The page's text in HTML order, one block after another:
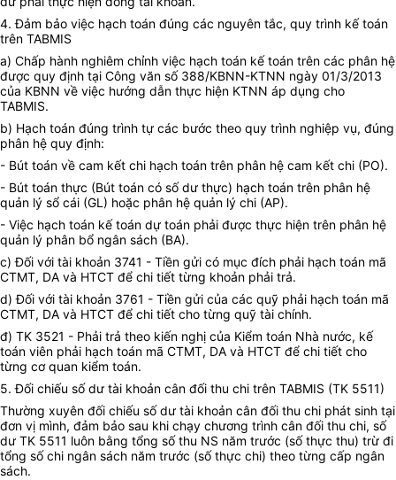
4. Đảm bảo việc hạch toán đúng các nguyên tắc, quy trình kế toán
trên TABMIS
a) Chấp hành nghiêm chỉnh việc hạch toán kế toán trên các phân hệ
được quy định tại Công văn số 388/KBNN-KTNN ngày 01/3/2013
của KBNN về việc hướng dẫn thực hiện KTNN áp dụng cho
TABMIS.
b) Hạch toán đúng trình tự các bước theo quy trình nghiệp vụ, đúng
phân hệ quy định:
- Bút toán về cam kết chi hạch toán trên phân hệ cam kết chi (PO).
- Bút toán thực (Bút toán có số dư thực) hạch toán trên phân hệ
quản lý sổ cái (GL) hoặc phân hệ quản lý chi (AP).
- Việc hạch toán kế toán dự toán phải được thực hiện trên phân hệ
quản lý phân bổ ngân sách (BA).
c) Đối với tài khoản 3741 - Tiền gửi có mục đích phải hạch toán mã
CTMT, DA và HTCT để chi tiết từng khoản phải trả.
d) Đối với tài khoản 3761 - Tiền gửi của các quỹ phải hạch toán mã
CTMT, DA và HTCT để chi tiết cho từng quỹ tài chính.
đ) TK 3521 - Phải trả theo kiến nghị của Kiểm toán Nhà nước, kế
toán viên phải hạch toán mã CTMT, DA và HTCT để chi tiết cho
từng cơ quan kiểm toán.
5. Đối chiếu số dư tài khoản cân đối thu chi trên TABMIS (TK 5511)
Thường xuyên đối chiếu số dư tài khoản cân đối thu chi phát sinh tại
đơn vị mình, đảm bảo sau khi chạy chương trình cân đối thu chi, số
dư TK 5511 luôn bằng tổng số thu NS năm trước (số thực thu) trừ đi
tổng số chi ngân sách năm trước (số thực chi) theo từng cấp ngân
sách.